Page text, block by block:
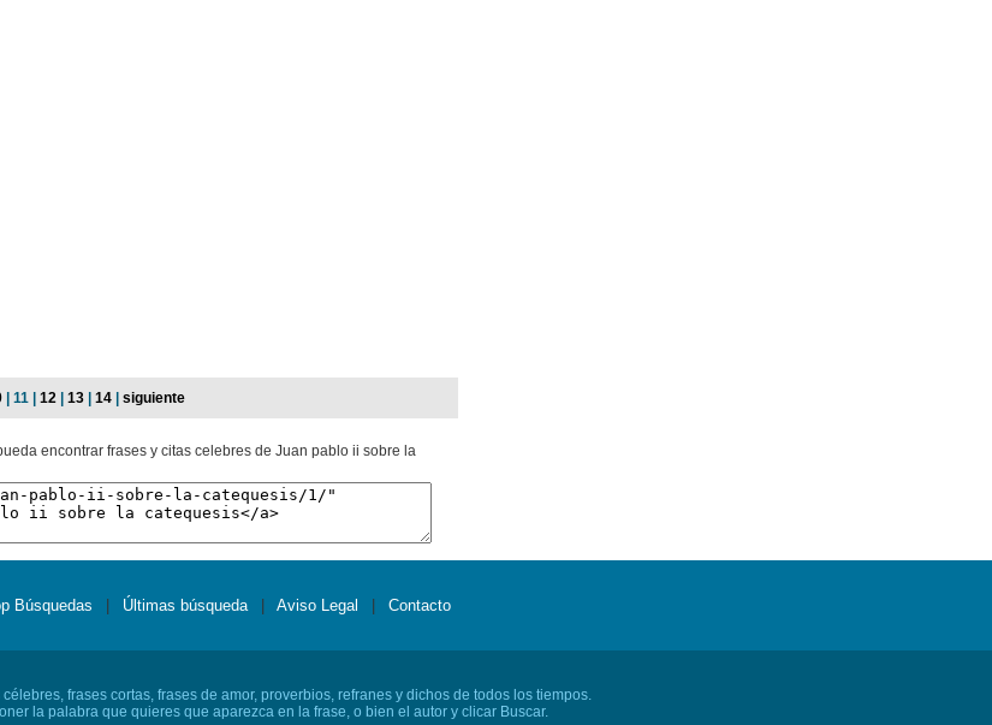
| 11 | 12 13 14 siguiente
encontrar frases y citas celebres de Juan pablo ii sobre la
Búsquedas Últimas búsqueda Aviso Legal Contacto
frases cortas, frases de amor, proverbios, refranes y dichos de todos los tiempos.
la palabra que quieres que aparezca en la frase, o bien el autor y clicar Buscar.